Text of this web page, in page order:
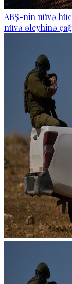
ABŞ-nin nüvə
nüvə əleyhinə